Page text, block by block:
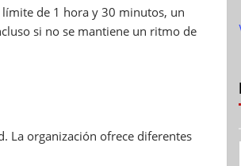
de 1 hora y 30 minutos, un
si no se mantiene un ritmo de
La organización ofrece diferentes